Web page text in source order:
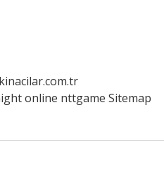
online nttgame Sitemap